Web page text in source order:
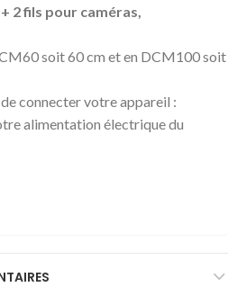
2 fils pour caméras,
soit 60 cm et en DCM100 soit
connecter votre appareil :
alimentation électrique du